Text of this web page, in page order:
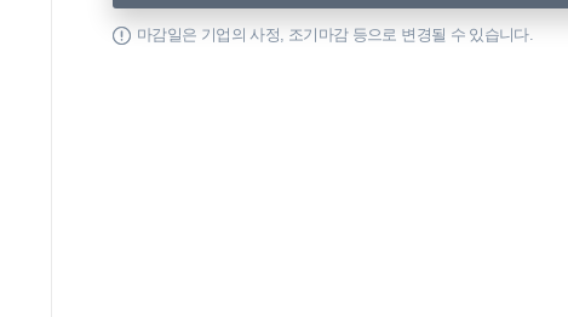
마감일은 기업의 사정, 조기마감 등으로 변경될 수 있습니다.